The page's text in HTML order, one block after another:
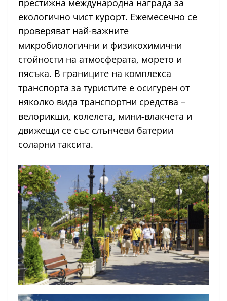
престижна международна награда за
екологично чист курорт. Ежемесечно се
проверяват най-важните
микробиологични и физикохимични
стойности на атмосферата, морето и
пясъка. В границите на комплекса
транспорта за туристите е осигурен от
няколко вида транспортни средства –
велорикши, колелета, мини-влакчета и
движещи се със слънчеви батерии
соларни таксита.